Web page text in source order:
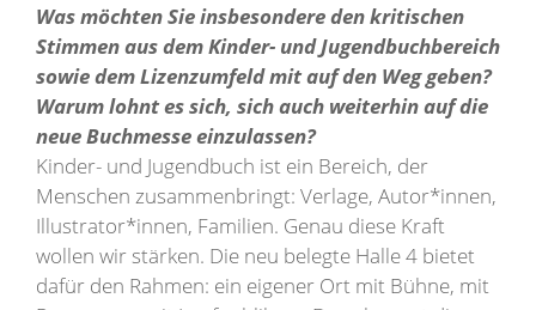
Was möchten Sie insbesondere den kritischen
Stimmen aus dem Kinder- und Jugendbuchbereich
sowie dem Lizenzumfeld mit auf den Weg geben?
Warum lohnt es sich, sich auch weiterhin auf die
neue Buchmesse einzulassen?
Kinder- und Jugendbuch ist ein Bereich, der
Menschen zusammenbringt: Verlage, Autor*innen,
Illustrator*innen, Familien. Genau diese Kraft
wollen wir stärken. Die neu belegte Halle 4 bietet
dafür den Rahmen: ein eigener Ort mit Bühne, mit